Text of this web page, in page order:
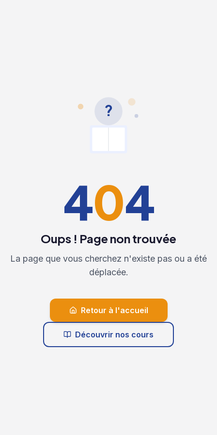
?
404
Oups ! Page non trouvée
La page que vous cherchez n'existe pas ou a été
déplacée.
Retour à l'accueil
Découvrir nos cours